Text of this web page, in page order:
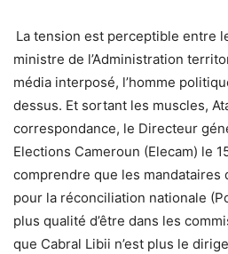
La tension est perceptible entre
ministre de l’Administration
média interposé, l’homme
dessus. Et sortant les muscles,
correspondance, le Directeur
Elections Cameroun (Elecam) le
comprendre que les mandataires
pour la réconciliation nationale
plus qualité d’être dans les
que Cabral Libii n’est plus le